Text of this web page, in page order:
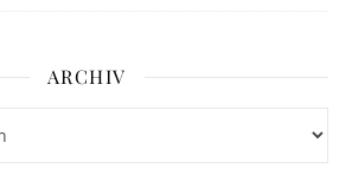
ARCHIV